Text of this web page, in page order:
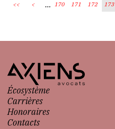
<< < ... 170 171 172 173
Écosystème
Carrières
Honoraires
Contacts